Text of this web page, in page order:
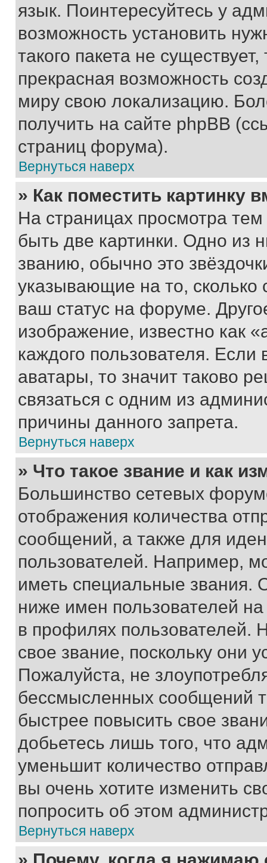
язык. Поинтересуйтесь у
возможность установить
такого пакета не
прекрасная возможность
миру свою локализацию.
получить на сайте phpBB
страниц форума).
Вернуться наверх
» Как поместить картинку
На страницах просмотра
быть две картинки. Одно из
званию, обычно это
указывающие на то,
ваш статус на форуме.
изображение, известно как
каждого пользователя.
аватары, то значит таково
связаться с одним из
причины данного запрета.
Вернуться наверх
» Что такое звание и как
Большинство сетевых
отображения количества
сообщений, а также для
пользователей. Например,
иметь специальные звания.
ниже имен пользователей
в профилях
свое звание, поскольку они
Пожалуйста, не
бессмысленных сообщений
быстрее повысить свое
добьетесь лишь того, что
уменьшит количество
вы очень хотите изменить
попросить об этом
Вернуться наверх